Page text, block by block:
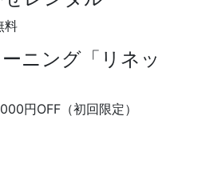
料
ニング「リネッ
円OFF （初回限定）